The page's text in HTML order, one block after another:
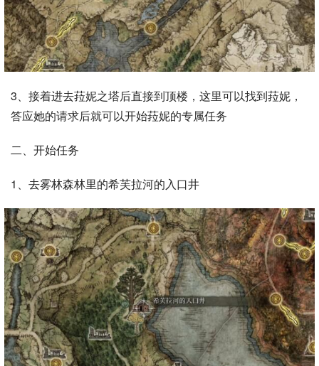
3、接着进去菈妮之塔后直接到顶楼，这里可以找到菈妮，
答应她的请求后就可以开始菈妮的专属任务
二、开始任务
1、去雾林森林里的希芙拉河的入口井